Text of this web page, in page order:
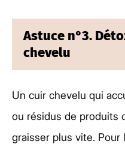
Astuce n°3.
chevelu
Un cuir chevelu qui
ou résidus de produits
graisser plus vite. Pour